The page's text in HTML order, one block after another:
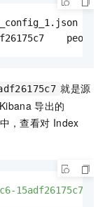
people
就是源
Kibana 导出的
中，查看对 Index
15adf26175c7"